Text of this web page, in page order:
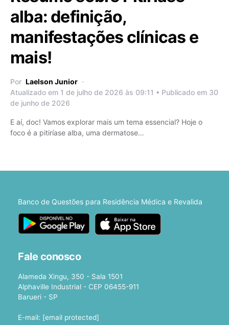
alba: definição,
manifestações clínicas e
mais!
Por Laelson Junior
Atualizado em 1 de julho de 2026 às 09:11 • Publicado em 30
de junho de 2026
E aí, doc! Vamos explorar mais um tema essencial? Hoje o
foco é a pitiríase alba, uma dermatose…
Banco de Questões para Residência Médica e Revalida
Fale conosco
Alameda Xingu, 350 - Sala 1501
Alphaville Industrial - CEP 06455-911
Barueri - SP
E-mail: [email protected]